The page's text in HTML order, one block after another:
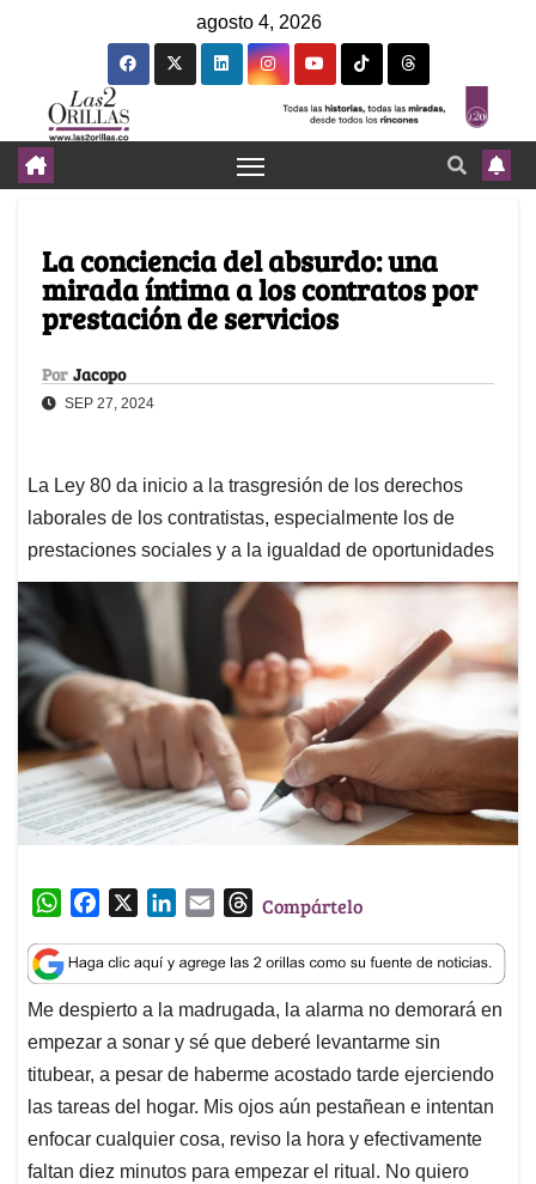
agosto 4, 2026
La conciencia del absurdo: una
mirada íntima a los contratos por
prestación de servicios
Por Jacopo
SEP 27, 2024
La Ley 80 da inicio a la trasgresión de los derechos
laborales de los contratistas, especialmente los de
prestaciones sociales y a la igualdad de oportunidades
W
a
t
s
A
p
p
c
e
b
o
o
k
n
k
e
d
I
n
a
i
l
T
r
e
a
d
s
Compártelo
Me despierto a la madrugada, la alarma no demorará en
empezar a sonar y sé que deberé levantarme sin
titubear, a pesar de haberme acostado tarde ejerciendo
las tareas del hogar. Mis ojos aún pestañean e intentan
enfocar cualquier cosa, reviso la hora y efectivamente
faltan diez minutos para empezar el ritual. No quiero